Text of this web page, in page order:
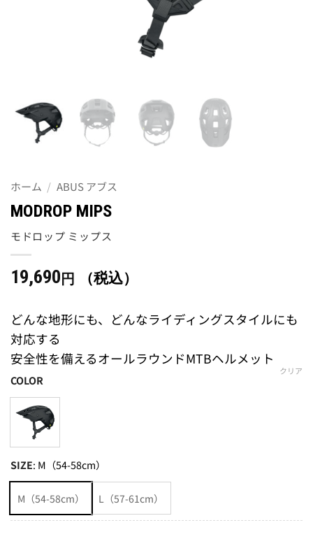
ホーム / ABUS アブス
MODROP MIPS
モドロップ ミップス
19,690 円 （税込）
どんな地形にも、どんなライディングスタイルにも
対応する
安全性を備えるオールラウンドMTBヘルメット
COLOR
SIZE: M（54-58cm）
M（54-58cm） L（57-61cm）
クリア